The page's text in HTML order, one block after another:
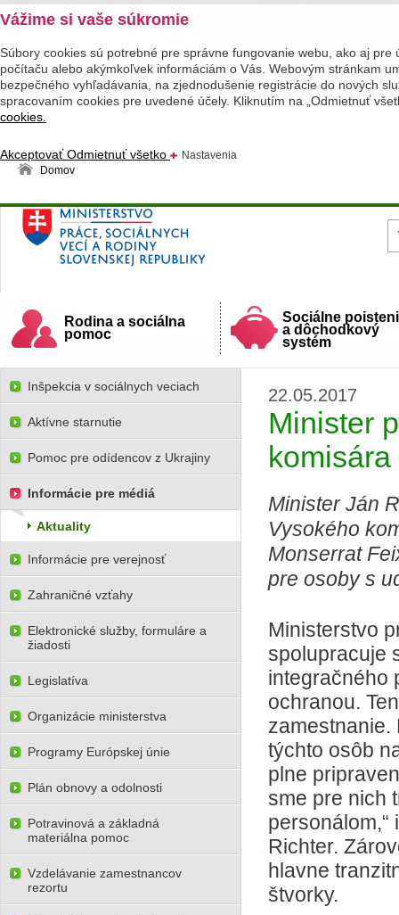
Vážime si vaše súkromie
Súbory cookies sú potrebné pre správne fungovanie webu, ako aj
počítaču alebo akýmkoľvek informáciám o Vás. Webovým stránkam
bezpečného vyhľadávania, na zjednodušenie registrácie do nových
spracovaním cookies pre uvedené účely. Kliknutím na „Odmietnuť
cookies.
AkceptovaťOdmietnuť všetko
Nastavenia
Domov
Ministerstvo práce, sociálnych vecí a rodiny
Slovenskej republiky
Rodina a sociálna
pomoc
Sociálne
a dôchodkový
systém
22.05.2017
Minister
Minister Ján
Vysokého
Monserrat
pre osoby s
Ministerstvo
spolupracuje
integračného
ochranou.
týchto osôb
plne
sme pre nich
Richter.
hlavne
štvorky.
Inšpekcia v sociálnych veciach
Aktívne starnutie
Pomoc pre odídencov z Ukrajiny
Informácie pre médiá
Aktuality
Informácie pre verejnosť
Zahraničné vzťahy
Elektronické služby, formuláre a
žiadosti
Legislatíva
Organizácie ministerstva
Programy Európskej únie
Plán obnovy a odolnosti
Potravinová a základná
materiálna pomoc
Vzdelávanie zamestnancov
rezortu